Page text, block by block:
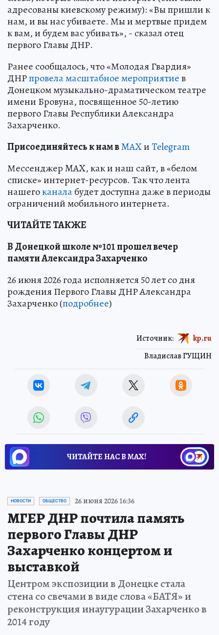
адресованы киевскому режиму): «Вы пришли к
нам, и вы нас убиваете. Мы и мертвые придем
к вам, и будем вас убивать», - сказал отец
первого Главы ДНР.
Ранее сообщалось, что «Молодая Гвардия»
ДНРпровела масштабное мероприятиев
Донецком музыкально-драматическом театре
имени Бровуна, посвященное 50-летию
первого Главы Республики Александра
Захарченко.
Присоединяйтесь к нам вMAXиTelegram
Мессенджер MAX, как и наш сайт, в «белом
списке» интернет-ресурсов. Так что лента
нашегоканалабудет доступна даже в периоды
ограничений мобильного интернета.
ЧИТАЙТЕ ТАКЖЕ
В Донецкой школе №101 прошел вечер
памяти Александра Захарченко
26 июня 2026 года исполняется 50 лет со дня
рождения Первого Главы ДНР Александра
Захарченко (подробнее)
Владислав ГУЩИН
Источник: kp.ru
ЧИТАЙТЕ НАС В МАХ!
НОВОСТИ ОБЩЕСТВО 26 июня 2026 16:36
МГЕР ДНР почтила память
первого Главы ДНР
Захарченко концертом и
выставкой
Центром экспозиции в Донецке стала
стена со свечами в виде слова «БАТЯ» и
реконструкция инаугурации Захарченко в
2014 году